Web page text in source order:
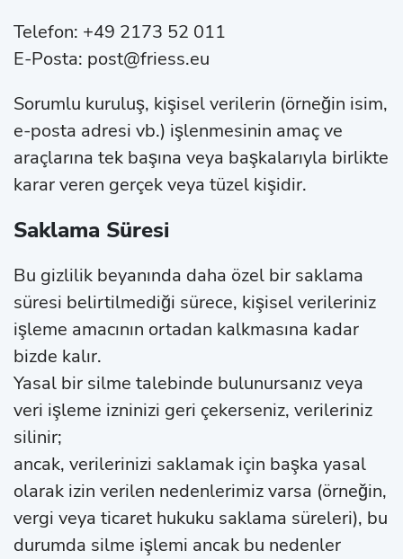
Telefon: +49 2173 52 011
E-Posta: post@friess.eu
Sorumlu kuruluş, kişisel verilerin (örneğin isim,
e-posta adresi vb.) işlenmesinin amaç ve
araçlarına tek başına veya başkalarıyla birlikte
karar veren gerçek veya tüzel kişidir.
Saklama Süresi
Bu gizlilik beyanında daha özel bir saklama
süresi belirtilmediği sürece, kişisel verileriniz
işleme amacının ortadan kalkmasına kadar
bizde kalır.
Yasal bir silme talebinde bulunursanız veya
veri işleme izninizi geri çekerseniz, verileriniz
silinir;
ancak, verilerinizi saklamak için başka yasal
olarak izin verilen nedenlerimiz varsa (örneğin,
vergi veya ticaret hukuku saklama süreleri), bu
durumda silme işlemi ancak bu nedenler